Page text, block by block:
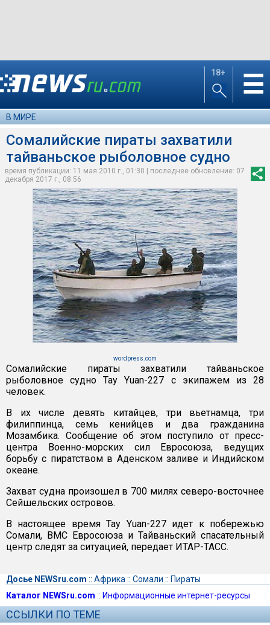
18+ ☰
В МИРЕ
Сомалийские пираты захватили
тайваньское рыболовное судно
время публикации: 11 мая 2010 г., 01:30 | последнее обновление: 07
декабря 2017 г., 08:56
wordpress.com
Сомалийские пираты захватили тайваньское
рыболовное судно Tay Yuan-227 с экипажем из 28
человек.
В их числе девять китайцев, три вьетнамца, три
филиппинца, семь кенийцев и два гражданина
Мозамбика. Сообщение об этом поступило от пресс-
центра Военно-морских сил Евросоюза, ведущих
борьбу с пиратством в Аденском заливе и Индийском
океане.
Захват судна произошел в 700 милях северо-восточнее
Сейшельских островов.
В настоящее время Tay Yuan-227 идет к побережью
Сомали, ВМС Евросоюза и Тайваньский спасательный
центр следят за ситуацией, передает ИТАР-ТАСС.
Досье NEWSru.com :: Африка :: Сомали :: Пираты
Каталог NEWSru.com :: Информационные интернет-ресурсы
ССЫЛКИ ПО ТЕМЕ